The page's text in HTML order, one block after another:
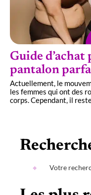
Guide
pantalon
Actuellement, le
les femmes qui ont des
corps. Cependant, il